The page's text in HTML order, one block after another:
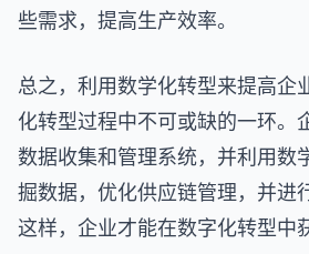
些需求，提高生产效率。
总之，利用数学化转型来提高企
化转型过程中不可或缺的一环。
数据收集和管理系统，并利用数
掘数据，优化供应链管理，并进
这样，企业才能在数字化转型中